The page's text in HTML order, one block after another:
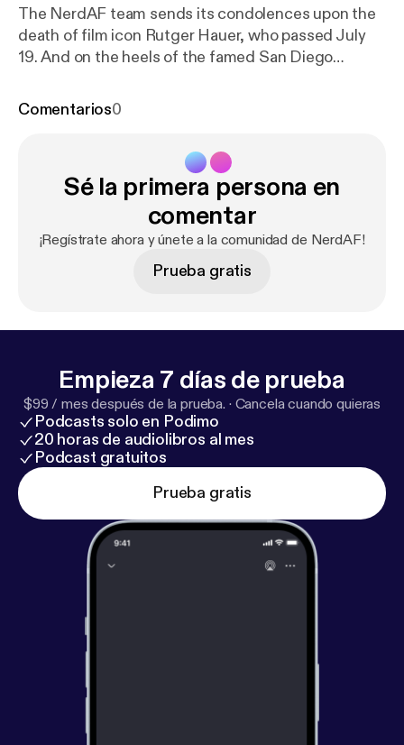
The NerdAF team sends its condolences upon the
death of film icon Rutger Hauer, who passed July
19. And on the heels of the famed San Diego
this year as more like Marvel-con, and they’ll tell you
The easiest way to make a podcast.https://anchor.f
https://anchor.fm/app]
Comentarios0
Sé la primera persona en
comentar
¡Regístrate ahora y únete a la comunidad de NerdAF!
Prueba gratis
Empieza 7 días de prueba
$99 / mes después de la prueba. · Cancela cuando quieras
Podcasts solo en Podimo
20 horas de audiolibros al mes
Podcast gratuitos
Prueba gratis